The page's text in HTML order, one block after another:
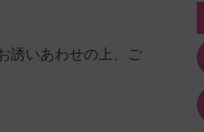
誘いあわせの上、ご